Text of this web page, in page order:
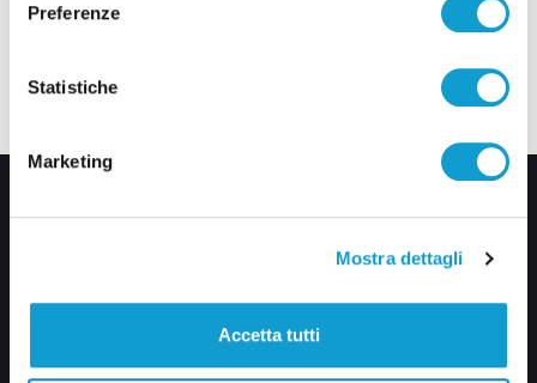
Preferenze
Statistiche
Marketing
Mostra dettagli
Accetta tutti